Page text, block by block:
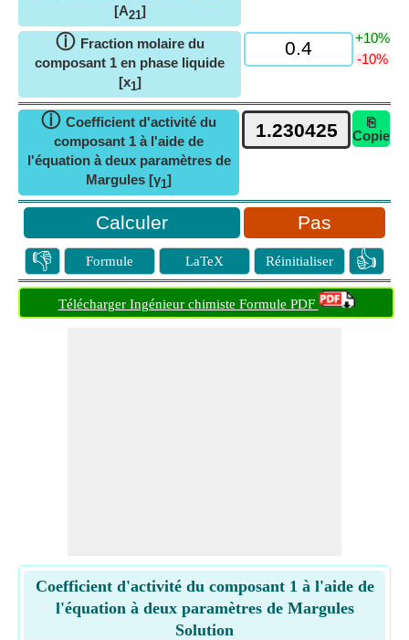
[A21]
ⓘ Fraction molaire du
composant 1 en phase liquide
[x1]
+10%
-10%
ⓘ Coefficient d'activité du
composant 1 à l'aide de
l'équation à deux paramètres de
Margules [γ1]
⎘
Copie
Pas
👎 Formule LaTeX Réinitialiser 👍
Télécharger Ingénieur chimiste Formule PDF
Coefficient d'activité du composant 1 à l'aide de
l'équation à deux paramètres de Margules
Solution